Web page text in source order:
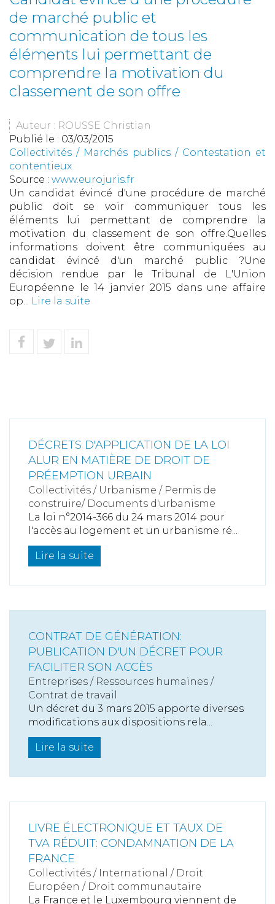
de marché public et
communication de tous les
éléments lui permettant de
comprendre la motivation du
classement de son offre
Auteur : ROUSSE Christian
Publié le : 03/03/2015
Collectivités / Marchés publics/ Contestation et
contentieux
Source : www.eurojuris.fr
Un candidat évincé d'une procédure de marché
public doit se voir communiquer tous les
éléments lui permettant de comprendre la
motivation du classement de son offre.Quelles
informations doivent être communiquées au
candidat évincé d'un marché public ?Une
décision rendue par le Tribunal de L'Union
Européenne le 14 janvier 2015 dans une affaire
op...
Lire la suite
DÉCRETS D'APPLICATION DE LA LOI
ALUR EN MATIÈRE DE DROIT DE
PRÉEMPTION URBAIN
Collectivités / Urbanisme / Permis de
construire/ Documents d'urbanisme
La loi n°2014-366 du 24 mars 2014 pour
l'accès au logement et un urbanisme ré...
Lire la suite
CONTRAT DE GÉNÉRATION:
PUBLICATION D'UN DÉCRET POUR
FACILITER SON ACCÈS
Entreprises / Ressources humaines /
Contrat de travail
Un décret du 3 mars 2015 apporte diverses
modifications aux dispositions rela...
Lire la suite
LIVRE ÉLECTRONIQUE ET TAUX DE
TVA RÉDUIT: CONDAMNATION DE LA
FRANCE
Collectivités / International / Droit
Européen / Droit communautaire
La France et le Luxembourg viennent de